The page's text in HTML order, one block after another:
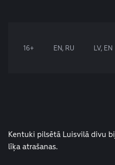
16+ EN, RU LV, EN
Kentuki pilsētā Luisvilā divu
līķa atrašanas.